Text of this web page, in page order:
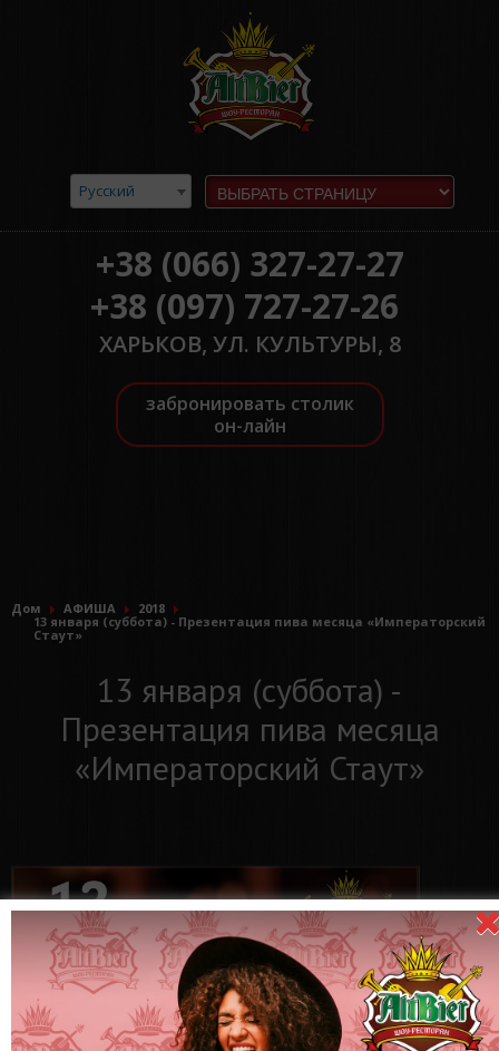
Русский
+38 (066) 327-27-27
+38 (097) 727-27-26
ХАРЬКОВ, УЛ. КУЛЬТУРЫ, 8
забронировать столик
он-лайн
Дом АФИША
2018
13 января (суббота) - Презентация пива месяца «Императорский
Стаут»
13 января (суббота) -
Презентация пива месяца
«Императорский Стаут»